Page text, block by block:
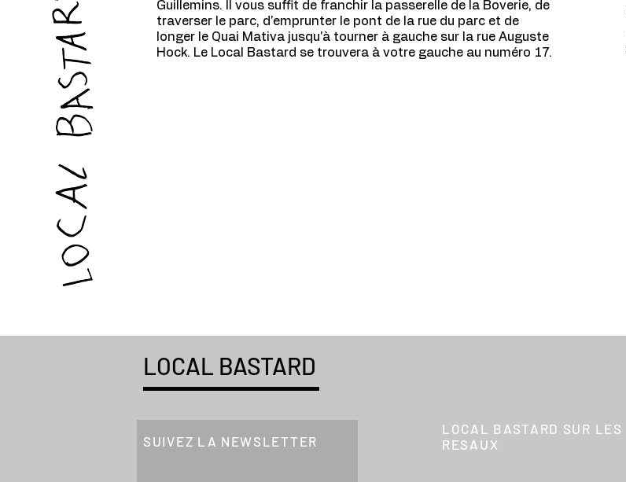
Guillemins. Il vous suffit de franchir la passerelle de la Boverie, de
traverser le parc, d'emprunter le pont de la rue du parc et de
longer le Quai Mativa jusqu'à tourner à gauche sur la rue Auguste
Hock. Le Local Bastard se trouvera à votre gauche au numéro 17.
LOCAL BASTARD
SUIVEZ LA NEWSLETTER
LOCAL BASTARD SUR LES
RESAUX